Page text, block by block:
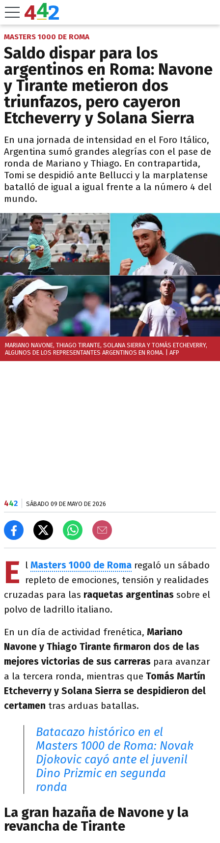
MASTERS 1000 DE ROMA
Saldo dispar para los
argentinos en Roma: Navone
y Tirante metieron dos
triunfazos, pero cayeron
Etcheverry y Solana Sierra
En una jornada de intensidad en el Foro Itálico,
Argentina sumó grandes alegrías con el pase de
ronda de Mariano y Thiago. En contrapartida,
Tomi se despidió ante Bellucci y la marplatense
batalló de igual a igual frente a la número 4 del
mundo.
MARIANO NAVONE, THIAGO TIRANTE, SOLANA SIERRA Y TOMÁS ETCHEVERRY,
ALGUNOS DE LOS REPRESENTANTES ARGENTINOS EN ROMA. | AFP
442 SÁBADO 09 DE MAYO DE 2026
E l Masters 1000 de Roma regaló un sábado
repleto de emociones, tensión y realidades
cruzadas para las raquetas argentinas sobre el
polvo de ladrillo italiano.
En un día de actividad frenética, Mariano
Navone y Thiago Tirante firmaron dos de las
mejores victorias de sus carreras para avanzar
a la tercera ronda, mientras que Tomás Martín
Etcheverry y Solana Sierra se despidieron del
certamen tras arduas batallas.
Batacazo histórico en el
Masters 1000 de Roma: Novak
Djokovic cayó ante el juvenil
Dino Prizmic en segunda
ronda
La gran hazaña de Navone y la
revancha de Tirante